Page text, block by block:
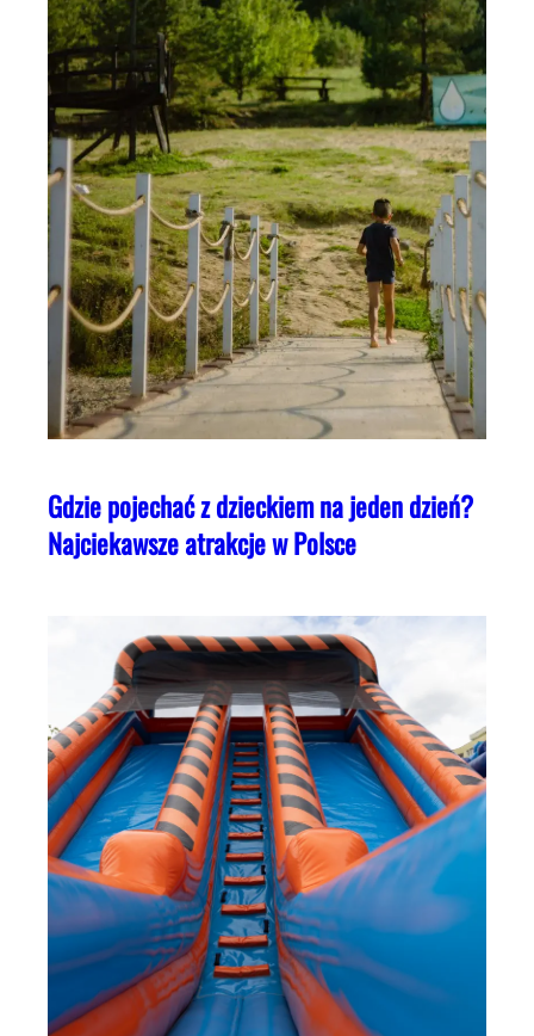
Gdzie pojechać z dzieckiem na jeden dzień?
Najciekawsze atrakcje w Polsce